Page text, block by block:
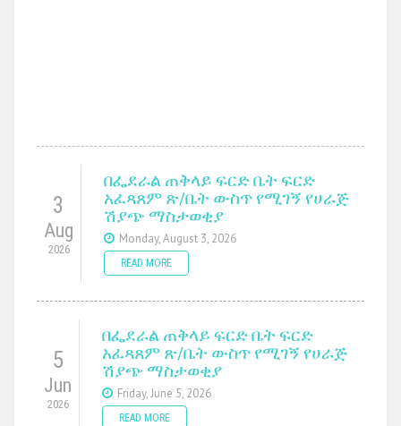
3
Aug
2026
በፌደራል ጠቅላይ ፍርድ ቤት ፍርድ
አፈጻጸም ጽ/ቤት ውስጥ የሚገኝ የሀራጅ
ሽያጭ ማስታወቂያ
Monday, August 3, 2026
READ MORE
5
Jun
2026
በፌደራል ጠቅላይ ፍርድ ቤት ፍርድ
አፈጻጸም ጽ/ቤት ውስጥ የሚገኝ የሀራጅ
ሽያጭ ማስታወቂያ
Friday, June 5, 2026
READ MORE